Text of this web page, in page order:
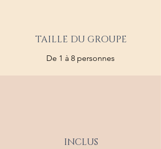
TAILLE DU GROUPE
De 1 à 8 personnes
INCLUS